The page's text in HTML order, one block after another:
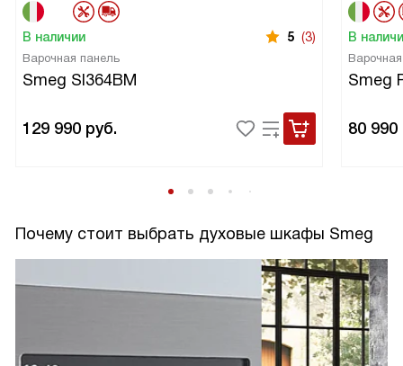
В наличии 5 (3)
Варочная панель
Smeg SI364BM
129 990 руб.
В
Smeg
80 990
Почему стоит выбрать духовые шкафы Smeg